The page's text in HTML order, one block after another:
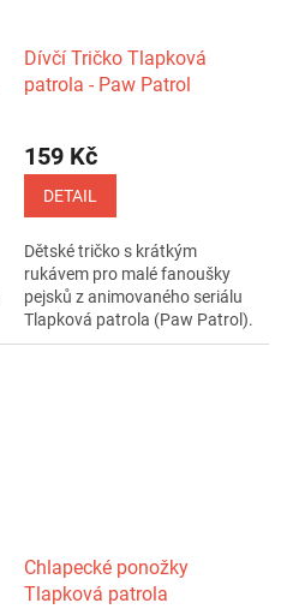
Dívčí Tričko Tlapková
patrola - Paw Patrol
159 Kč
DETAIL
Dětské tričko s krátkým
rukávem pro malé fanoušky
pejsků z animovaného seriálu
Tlapková patrola (Paw Patrol).
Chlapecké ponožky
Tlapková patrola